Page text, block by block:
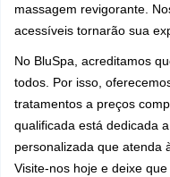
massagem revigorante.
acessíveis tornarão sua
No BluSpa, acreditamos
todos. Por isso,
tratamentos a preços
qualificada está dedicada
personalizada que atenda
Visite-nos hoje e deixe